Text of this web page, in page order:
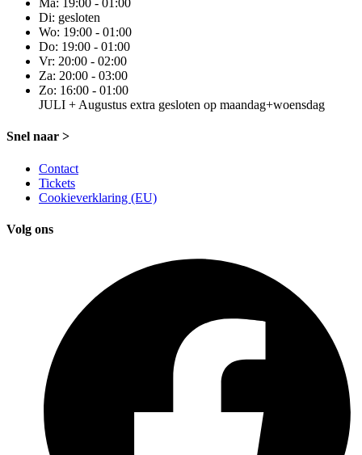
Ma: 19:00 - 01:00
Di: gesloten
Wo: 19:00 - 01:00
Do: 19:00 - 01:00
Vr: 20:00 - 02:00
Za: 20:00 - 03:00
Zo: 16:00 - 01:00
JULI + Augustus extra gesloten op maandag+woensdag
Snel naar >
Contact
Tickets
Cookieverklaring (EU)
Volg ons